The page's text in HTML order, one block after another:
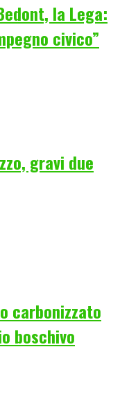
la Lega:
civico”
gravi due
carbonizzato
boschivo